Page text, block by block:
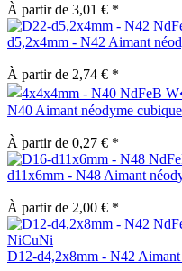
À partir de 3,01 € *
d5,2x4mm - N42 Aimant
À partir de 2,74 € *
N40 Aimant néodyme
À partir de 0,27 € *
d11x6mm - N48 Aimant
À partir de 2,00 € *
D12-d4,2x8mm - N42 Aimant